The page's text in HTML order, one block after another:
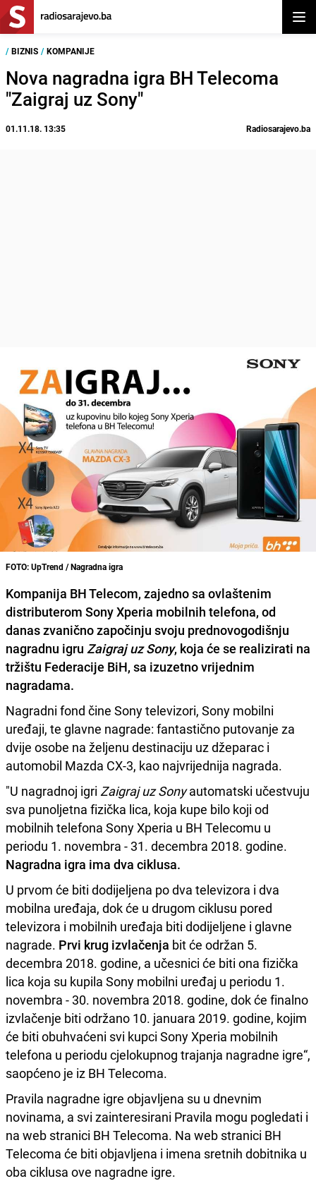
/ BIZNIS / KOMPANIJE
Nova nagradna igra BH Telecoma
"Zaigraj uz Sony"
01.11.18. 13:35 Radiosarajevo.ba
FOTO: UpTrend / Nagradna igra
Kompanija BH Telecom, zajedno sa ovlaštenim
distributerom Sony Xperia mobilnih telefona, od
danas zvanično započinju svoju prednovogodišnju
nagradnu igru Zaigraj uz Sony, koja će se realizirati na
tržištu Federacije BiH, sa izuzetno vrijednim
nagradama.
Nagradni fond čine Sony televizori, Sony mobilni
uređaji, te glavne nagrade: fantastično putovanje za
dvije osobe na željenu destinaciju uz džeparac i
automobil Mazda CX-3, kao najvrijednija nagrada.
"U nagradnoj igri Zaigraj uz Sonyautomatski učestvuju
sva punoljetna fizička lica, koja kupe bilo koji od
mobilnih telefona Sony Xperia u BH Telecomu u
periodu 1. novembra - 31. decembra 2018. godine.
Nagradna igra ima dva ciklusa.
U prvom će biti dodijeljena po dva televizora i dva
mobilna uređaja, dok će u drugom ciklusu pored
televizora i mobilnih uređaja biti dodijeljene i glavne
nagrade. Prvi krug izvlačenja bit će održan 5.
decembra 2018. godine, a učesnici će biti ona fizička
lica koja su kupila Sony mobilni uređaj u periodu 1.
novembra - 30. novembra 2018. godine, dok će finalno
izvlačenje biti održano 10. januara 2019. godine, kojim
će biti obuhvaćeni svi kupci Sony Xperia mobilnih
telefona u periodu cjelokupnog trajanja nagradne igre“,
saopćeno je iz BH Telecoma.
Pravila nagradne igre objavljena su u dnevnim
novinama, a svi zainteresirani Pravila mogu pogledati i
na web stranici BH Telecoma. Na web stranici BH
Telecoma će biti objavljena i imena sretnih dobitnika u
oba ciklusa ove nagradne igre.